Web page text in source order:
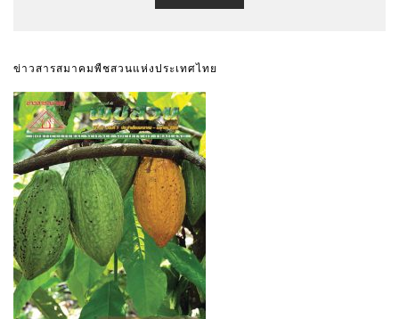
ข่าวสารสมาคมพืชสวนแห่งประเทศไทย